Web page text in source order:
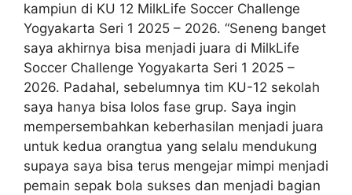
kampiun di KU 12 MilkLife Soccer Challenge
Yogyakarta Seri 1 2025 – 2026. “Seneng banget
saya akhirnya bisa menjadi juara di MilkLife
Soccer Challenge Yogyakarta Seri 1 2025 –
2026. Padahal, sebelumnya tim KU-12 sekolah
saya hanya bisa lolos fase grup. Saya ingin
mempersembahkan keberhasilan menjadi juara
untuk kedua orangtua yang selalu mendukung
supaya saya bisa terus mengejar mimpi menjadi
pemain sepak bola sukses dan menjadi bagian